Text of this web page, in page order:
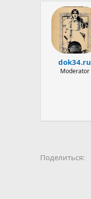
dok34.ru
Moderator
Поделиться: